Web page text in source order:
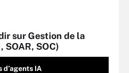
sur Gestion de la
SOAR, SOC)
d’agents IA